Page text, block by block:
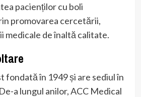
pacienților cu boli
promovarea cercetării,
medicale de înaltă calitate.
fondată în 1949 și are sediul în
a lungul anilor, ACC Medical